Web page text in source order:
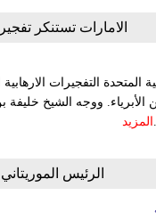
الامارات تستنكر
المتحدة التفجيرات
ووجه الشيخ خليفة
المزيد
الرئيس